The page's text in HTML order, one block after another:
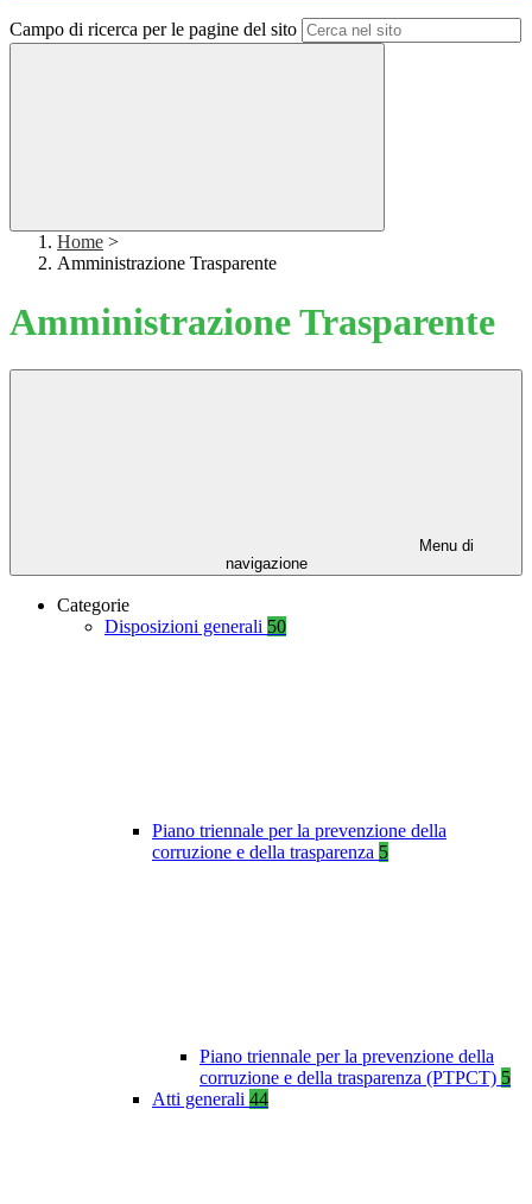
Campo di ricerca per le pagine del sito
Home >
Amministrazione Trasparente
Amministrazione Trasparente
Menu di
navigazione
Categorie
Disposizioni generali 50
Piano triennale per la prevenzione della
corruzione e della trasparenza 5
Piano triennale per la prevenzione della
corruzione e della trasparenza (PTPCT) 5
Atti generali 44